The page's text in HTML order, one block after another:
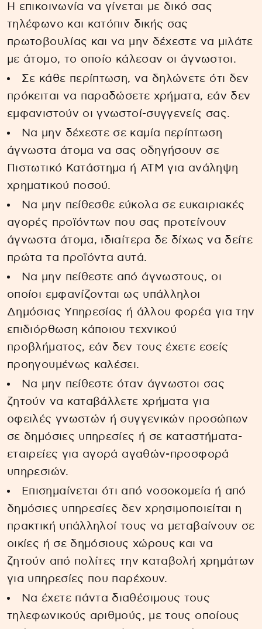
Η επικοινωνία να γίνεται με δικό σας
τηλέφωνο και κατόπιν δικής σας
πρωτοβουλίας και να μην δέχεστε να μιλάτε
με άτομο, το οποίο κάλεσαν οι άγνωστοι.
Σε κάθε περίπτωση, να δηλώνετε ότι δεν
πρόκειται να παραδώσετε χρήματα, εάν δεν
εμφανιστούν οι γνωστοί-συγγενείς σας.
Να μην δέχεστε σε καμία περίπτωση
άγνωστα άτομα να σας οδηγήσουν σε
Πιστωτικό Κατάστημα ή ΑΤΜ για ανάληψη
χρηματικού ποσού.
Να μην πείθεσθε εύκολα σε ευκαιριακές
αγορές προϊόντων που σας προτείνουν
άγνωστα άτομα, ιδιαίτερα δε δίχως να δείτε
πρώτα τα προϊόντα αυτά.
Να μην πείθεστε από άγνωστους, οι
οποίοι εμφανίζονται ως υπάλληλοι
Δημόσιας Υπηρεσίας ή άλλου φορέα για την
επιδιόρθωση κάποιου τεχνικού
προβλήματος, εάν δεν τους έχετε εσείς
προηγουμένως καλέσει.
Να μην πείθεστε όταν άγνωστοι σας
ζητούν να καταβάλλετε χρήματα για
οφειλές γνωστών ή συγγενικών προσώπων
σε δημόσιες υπηρεσίες ή σε καταστήματα-
εταιρείες για αγορά αγαθών-προσφορά
υπηρεσιών.
Επισημαίνεται ότι από νοσοκομεία ή από
δημόσιες υπηρεσίες δεν χρησιμοποιείται η
πρακτική υπάλληλοί τους να μεταβαίνουν σε
οικίες ή σε δημόσιους χώρους και να
ζητούν από πολίτες την καταβολή χρημάτων
για υπηρεσίες που παρέχουν.
Να έχετε πάντα διαθέσιμους τους
τηλεφωνικούς αριθμούς, με τους οποίους